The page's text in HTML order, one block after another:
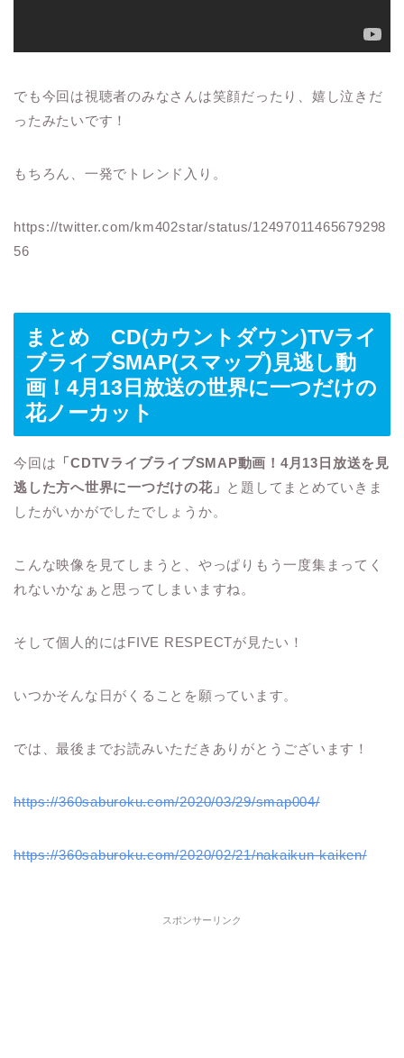
でも今回は視聴者のみなさんは笑顔だったり、嬉し泣きだ
ったみたいです！
もちろん、一発でトレンド入り。
https://twitter.com/km402star/status/12497011465679298
56
まとめ CD(カウントダウン)TVライ
ブライブSMAP(スマップ)見逃し動
画！4月13日放送の世界に一つだけの
花ノーカット
今回は 「CDTVライブライブSMAP動画！4月13日放送を見
逃した方へ世界に一つだけの花」 と題してまとめていきま
したがいかがでしたでしょうか。
こんな映像を見てしまうと、やっぱりもう一度集まってく
れないかなぁと思ってしまいますね。
そして個人的にはFIVE RESPECTが見たい！
いつかそんな日がくることを願っています。
では、最後までお読みいただきありがとうございます！
https://360saburoku.com/2020/03/29/smap004/
https://360saburoku.com/2020/02/21/nakaikun-kaiken/
スポンサーリンク